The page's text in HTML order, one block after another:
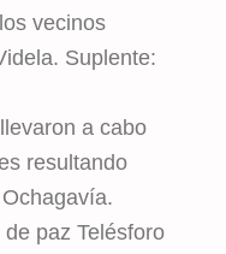
vecinos
Suplente:
a cabo
resultando
paz Telésforo